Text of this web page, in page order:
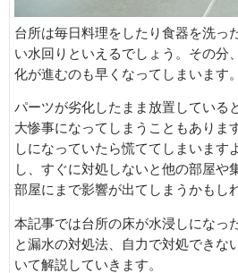
台所は毎日料理をしたり食器を洗っ
い水回りといえるでしょう。その分
化が進むのも早くなってしまいます。
パーツが劣化したまま放置している
大惨事になってしまうこともありま
しになっていたら慌ててしまいます
し、すぐに対処しないと他の部屋や
部屋にまで影響が出てしまうかもし
本記事では台所の床が水浸しになっ
と漏水の対処法、自力で対処できな
いて解説していきます。